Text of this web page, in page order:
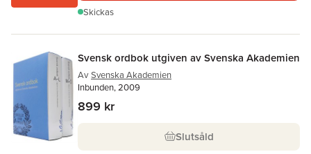
Skickas
Svensk ordbok utgiven av Svenska Akademien
Av Svenska Akademien
Inbunden, 2009
899 kr
Slutsåld